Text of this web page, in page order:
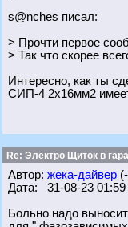
s@nches писал:
> Прочти первое
> Так что скорее
Интересно, как ты
СИП-4 2х16мм2
Re: Электро Щиток в
Автор: жека-дайвер
Дата: 31-08-23 01:59
Больно надо